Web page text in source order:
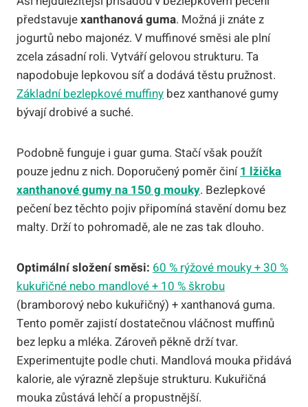
představujexanthanová guma. Možná ji znáte z
jogurtů nebo majonéz. V muffinové směsi ale plní
zcela zásadní roli. Vytváří gelovou strukturu. Ta
napodobuje lepkovou síť a dodává těstu pružnost.
Základní bezlepkové muffiny bez xanthanové gumy
bývají drobivé a suché.
Podobně funguje i guar guma. Stačí však použít
pouze jednu z nich. Doporučený poměr činí1 lžička
xanthanové gumy na 150 g mouky. Bezlepkové
pečení bez těchto pojiv připomíná stavění domu bez
malty. Drží to pohromadě, ale ne zas tak dlouho.
Optimální složení směsi: 60 % rýžové mouky + 30 %
kukuřičné nebo mandlové + 10 % škrobu
(bramborový nebo kukuřičný) + xanthanová guma.
Tento poměr zajistí dostatečnou vláčnost muffinů
bez lepku a mléka. Zároveň pěkně drží tvar.
Experimentujte podle chuti. Mandlová mouka přidává
kalorie, ale výrazně zlepšuje strukturu. Kukuřičná
mouka zůstává lehčí a propustnější.